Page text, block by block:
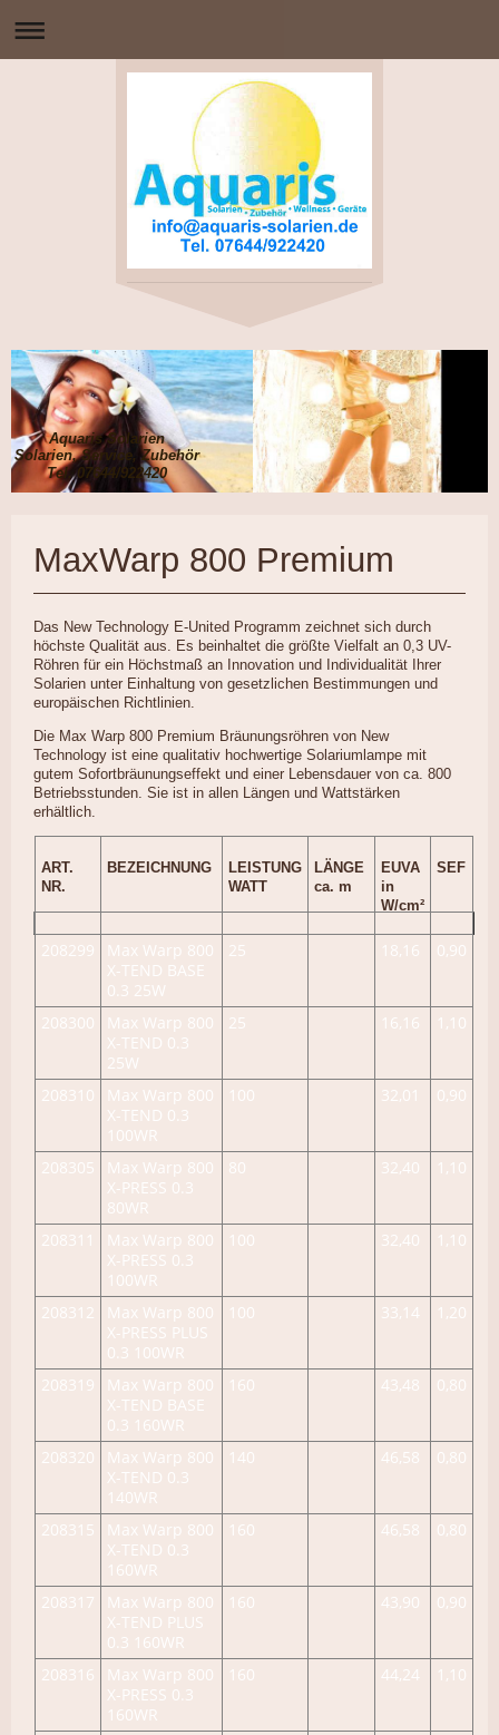
Aquaris Solarien
Solarien, Service, Zubehör
Tel. 07644/922420
MaxWarp 800 Premium
Das New Technology E-United Programm zeichnet sich durch
höchste Qualität aus. Es beinhaltet die größte Vielfalt an 0,3 UV-
Röhren für ein Höchstmaß an Innovation und Individualität Ihrer
Solarien unter Einhaltung von gesetzlichen Bestimmungen und
europäischen Richtlinien.
Die Max Warp 800 Premium Bräunungsröhren von New
Technology ist eine qualitativ hochwertige Solariumlampe mit
gutem Sofortbräunungseffekt und einer Lebensdauer von ca. 800
Betriebsstunden. Sie ist in allen Längen und Wattstärken
erhältlich.
ART.
NR.
BEZEICHNUNG
LEISTUNG
WATT
LÄNGE
ca. m
EUVA
in
W/cm²
SEF
208299
Max Warp 800
X-TEND BASE
0.3 25W
25 18,16 0,90
208300
Max Warp 800
X-TEND 0.3
25W
25 16,16 1,10
208310
Max Warp 800
X-TEND 0.3
100WR
100 32,01 0,90
208305
Max Warp 800
X-PRESS 0.3
80WR
80 32,40 1,10
208311
Max Warp 800
X-PRESS 0.3
100WR
100 32,40 1,10
208312
Max Warp 800
X-PRESS PLUS
0.3 100WR
100 33,14 1,20
208319
Max Warp 800
X-TEND BASE
0.3 160WR
160 43,48 0,80
208320
Max Warp 800
X-TEND 0.3
140WR
140 46,58 0,80
208315
Max Warp 800
X-TEND 0.3
160WR
160 46,58 0,80
208317
Max Warp 800
X-TEND PLUS
0.3 160WR
160 43,90 0,90
208316
Max Warp 800
X-PRESS 0.3
160WR
160 44,24 1,10